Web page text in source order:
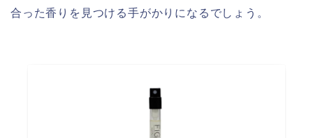
合った香りを見つける手がかりになるでしょう。